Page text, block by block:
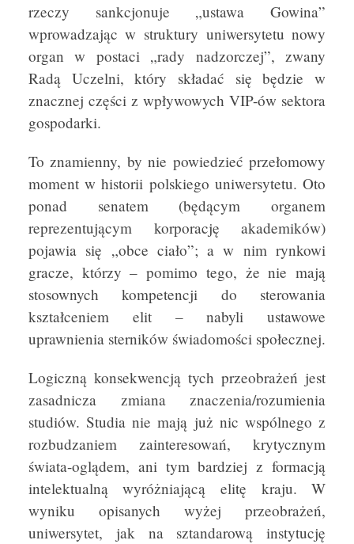
rzeczy sankcjonuje „ustawa Gowina”
wprowadzając w struktury uniwersytetu nowy
organ w postaci „rady nadzorczej”, zwany
Radą Uczelni, który składać się będzie w
znacznej części z wpływowych VIP-ów sektora
gospodarki.
To znamienny, by nie powiedzieć przełomowy
moment w historii polskiego uniwersytetu. Oto
ponad senatem (będącym organem
reprezentującym korporację akademików)
pojawia się „obce ciało”; a w nim rynkowi
gracze, którzy – pomimo tego, że nie mają
stosownych kompetencji do sterowania
kształceniem elit – nabyli ustawowe
uprawnienia sterników świadomości społecznej.
Logiczną konsekwencją tych przeobrażeń jest
zasadnicza zmiana znaczenia/rozumienia
studiów. Studia nie mają już nic wspólnego z
rozbudzaniem zainteresowań, krytycznym
świata-oglądem, ani tym bardziej z formacją
intelektualną wyróżniającą elitę kraju. W
wyniku opisanych wyżej przeobrażeń,
uniwersytet, jak na sztandarową instytucję